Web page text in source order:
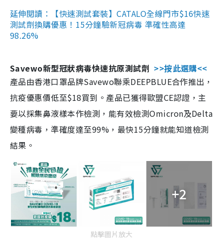
延伸閱讀：【快速測試套裝】CATALO全線門市$16快速
測試劑換購優惠！15分鐘驗新冠病毒 準確性高達
98.26%
Savewo新型冠狀病毒快速抗原測試劑 >>按此選購<<
產品由香港口罩品牌Savewo聯乘DEEPBLUE合作推出，
抗疫優惠價低至$18買到。產品已獲得歐盟CE認證，主
要以採集鼻液樣本作檢測，能有效檢測Omicron及Delta
變種病毒，準確度達至99%，最快15分鐘就能知道檢測
結果。
+2
點擊圖片放大